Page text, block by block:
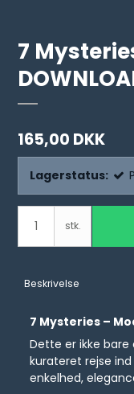
7
165,00 DKK
Lagerstatus:
stk.
Beskrivelse
7 Mysteries –
Dette er ikke
kurateret rejse
enkelhed,